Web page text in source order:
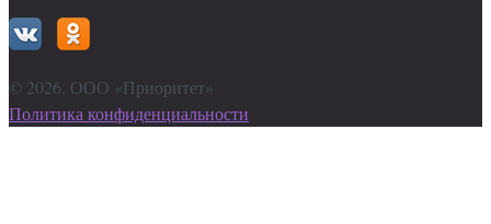
© 2026, ООО «Приоритет»
Политика конфиденциальности